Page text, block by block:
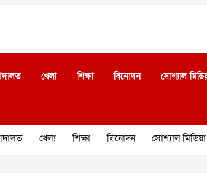
খেলা শিক্ষা বিনোদন সোশ্যাল
খেলা শিক্ষা বিনোদন সোশ্যাল মিডিয়া